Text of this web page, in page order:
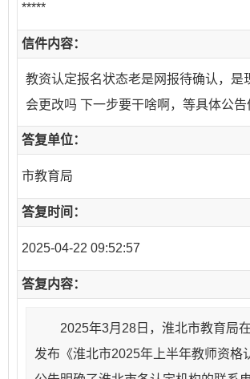
*****
信件内容：
教资认定报名状态老是网报待确认，是
会更改吗 下一步要干啥啊，等具体公告
答复单位：
市教育局
答复时间：
2025-04-22 09:52:57
答复内容：
2025年3月28日，淮北市教育局在
发布《淮北市2025年上半年教师资格